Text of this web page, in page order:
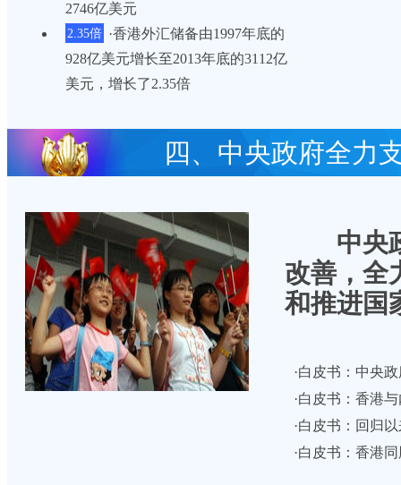
2746亿美元
2.35倍 ·香港外汇储备由1997年底的
928亿美元增长至2013年底的3112亿
美元，增长了2.35倍
四、中央政府全力
中央政
改善，全
和推进
·白皮书：中央
·白皮书：香港
·白皮书：回归
·白皮书：香港